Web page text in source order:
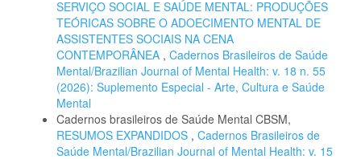
SERVIÇO SOCIAL E SAÚDE MENTAL: PRODUÇÕES
TEÓRICAS SOBRE O ADOECIMENTO MENTAL DE
ASSISTENTES SOCIAIS NA CENA
CONTEMPORÂNEA , Cadernos Brasileiros de Saúde
Mental/Brazilian Journal of Mental Health: v. 18 n. 55
(2026): Suplemento Especial - Arte, Cultura e Saúde
Mental
Cadernos brasileiros de Saúde Mental CBSM,
RESUMOS EXPANDIDOS , Cadernos Brasileiros de
Saúde Mental/Brazilian Journal of Mental Health: v. 15